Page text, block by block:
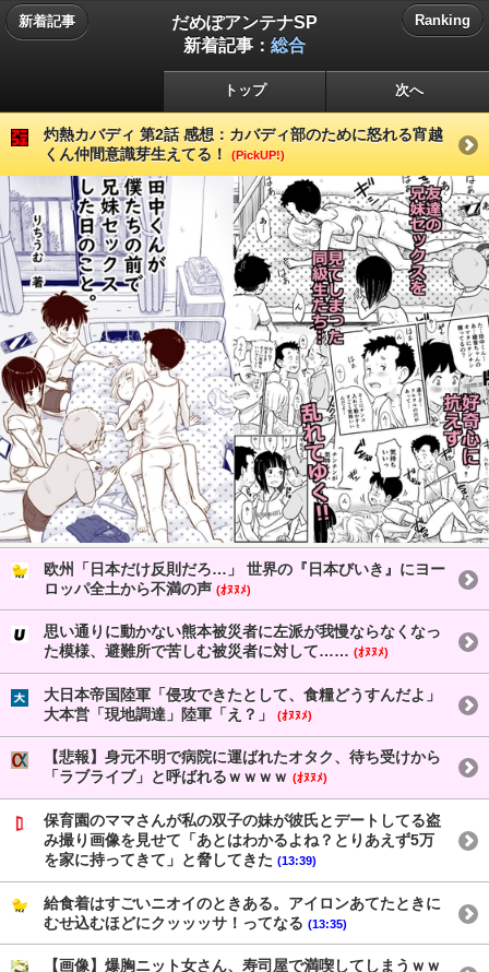
新着記事
だめぽアンテナSP
新着記事： 総合
Ranking
トップ 次へ
灼熱カバディ 第2話 感想：カバディ部のために怒れる宵越
くん仲間意識芽生えてる！
(PickUP!)
欧州「日本だけ反則だろ…」 世界の『日本びいき』にヨー
ロッパ全土から不満の声 (ｵﾇﾇﾒ)
思い通りに動かない熊本被災者に左派が我慢ならなくなっ
た模様、避難所で苦しむ被災者に対して…… (ｵﾇﾇﾒ)
大日本帝国陸軍「侵攻できたとして、食糧どうすんだよ」
大本営「現地調達」陸軍「え？」
(ｵﾇﾇﾒ)
【悲報】身元不明で病院に運ばれたオタク、待ち受けから
「ラブライブ」と呼ばれるｗｗｗｗ (ｵﾇﾇﾒ)
保育園のママさんが私の双子の妹が彼氏とデートしてる盗
み撮り画像を見せて「あとはわかるよね？とりあえず5万
を家に持ってきて」と脅してきた (13:39)
給食着はすごいニオイのときある。アイロンあてたときに
むせ込むほどにクッッッサ！ってなる (13:35)
【画像】爆胸ニット女さん、寿司屋で満喫してしまうｗｗ